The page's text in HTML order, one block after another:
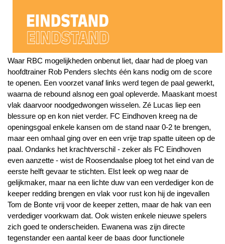
Waar RBC mogelijkheden onbenut liet, daar had de ploeg van
hoofdtrainer Rob Penders slechts één kans nodig om de score
te openen. Een voorzet vanaf links werd tegen de paal gewerkt,
waarna de rebound alsnog een goal opleverde. Maaskant moest
vlak daarvoor noodgedwongen wisselen. Zé Lucas liep een
blessure op en kon niet verder. FC Eindhoven kreeg na de
openingsgoal enkele kansen om de stand naar 0-2 te brengen,
maar een omhaal ging over en een vrije trap spatte uiteen op de
paal. Ondanks het krachtverschil - zeker als FC Eindhoven
even aanzette - wist de Roosendaalse ploeg tot het eind van de
eerste helft gevaar te stichten. Elst leek op weg naar de
gelijkmaker, maar na een lichte duw van een verdediger kon de
keeper redding brengen en vlak voor rust kon hij de ingevallen
Tom de Bonte vrij voor de keeper zetten, maar de hak van een
verdediger voorkwam dat. Ook wisten enkele nieuwe spelers
zich goed te onderscheiden. Ewanena was zijn directe
tegenstander een aantal keer de baas door functionele